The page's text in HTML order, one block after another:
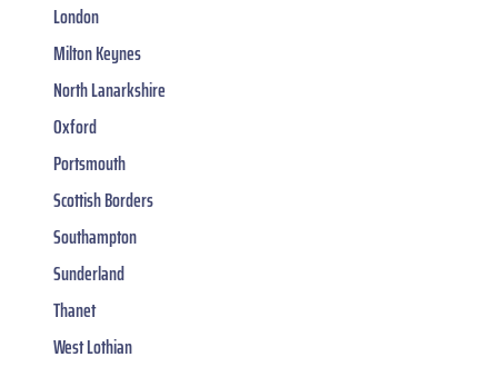
London
Milton Keynes
North Lanarkshire
Oxford
Portsmouth
Scottish Borders
Southampton
Sunderland
Thanet
West Lothian